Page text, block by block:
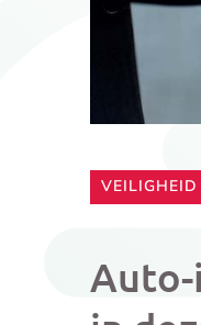
CATEGORIE:
VEILIGHEID
Auto-